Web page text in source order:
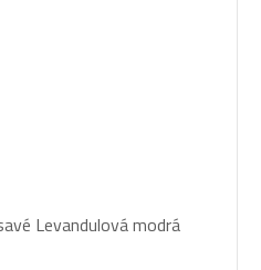
Levandulová modrá